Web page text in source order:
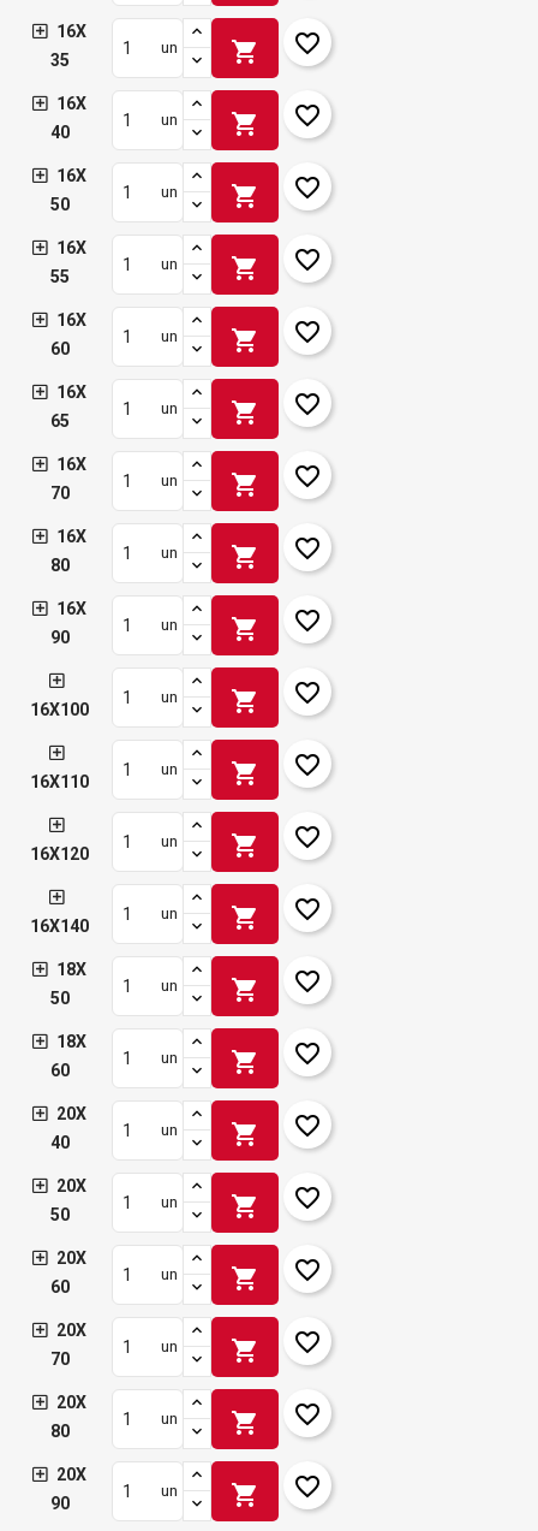
16X
35
un shopping_cart favorite_border
16X
40
un shopping_cart favorite_border
16X
50
un shopping_cart favorite_border
16X
55
un shopping_cart favorite_border
16X
60
un shopping_cart favorite_border
16X
65
un shopping_cart favorite_border
16X
70
un shopping_cart favorite_border
16X
80
un shopping_cart favorite_border
16X
90
un shopping_cart favorite_border
16X100
un shopping_cart favorite_border
16X110
un shopping_cart favorite_border
16X120
un shopping_cart favorite_border
16X140
un shopping_cart favorite_border
18X
50
un shopping_cart favorite_border
18X
60
un shopping_cart favorite_border
20X
40
un shopping_cart favorite_border
20X
50
un shopping_cart favorite_border
20X
60
un shopping_cart favorite_border
20X
70
un shopping_cart favorite_border
20X
80
un shopping_cart favorite_border
20X
90
un shopping_cart favorite_border